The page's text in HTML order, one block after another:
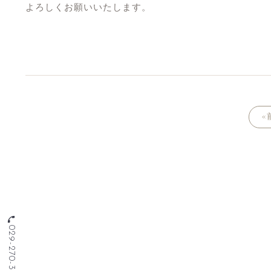
よろしくお願いいたします。
«
phone
029-270-3555